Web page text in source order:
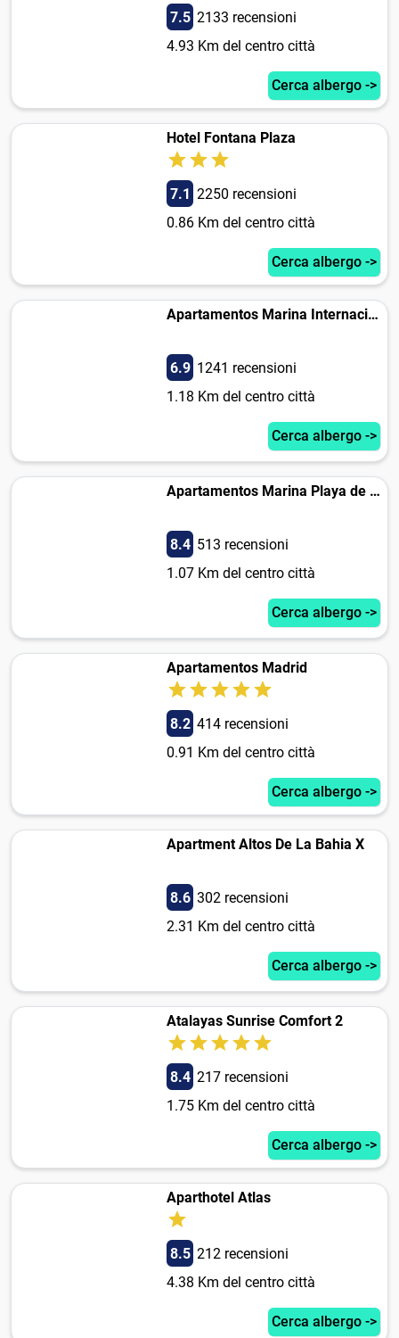
7.5 2133 recensioni
4.93 Km del centro città
Cerca albergo ->
Hotel Fontana Plaza
7.1 2250 recensioni
0.86 Km del centro città
Cerca albergo ->
Apartamentos Marina Internacional
6.9 1241 recensioni
1.18 Km del centro città
Cerca albergo ->
Apartamentos Marina Playa de Torrevieja
8.4 513 recensioni
1.07 Km del centro città
Cerca albergo ->
Apartamentos Madrid
8.2 414 recensioni
0.91 Km del centro città
Cerca albergo ->
Apartment Altos De La Bahia X
8.6 302 recensioni
2.31 Km del centro città
Cerca albergo ->
Atalayas Sunrise Comfort 2
8.4 217 recensioni
1.75 Km del centro città
Cerca albergo ->
Aparthotel Atlas
8.5 212 recensioni
4.38 Km del centro città
Cerca albergo ->